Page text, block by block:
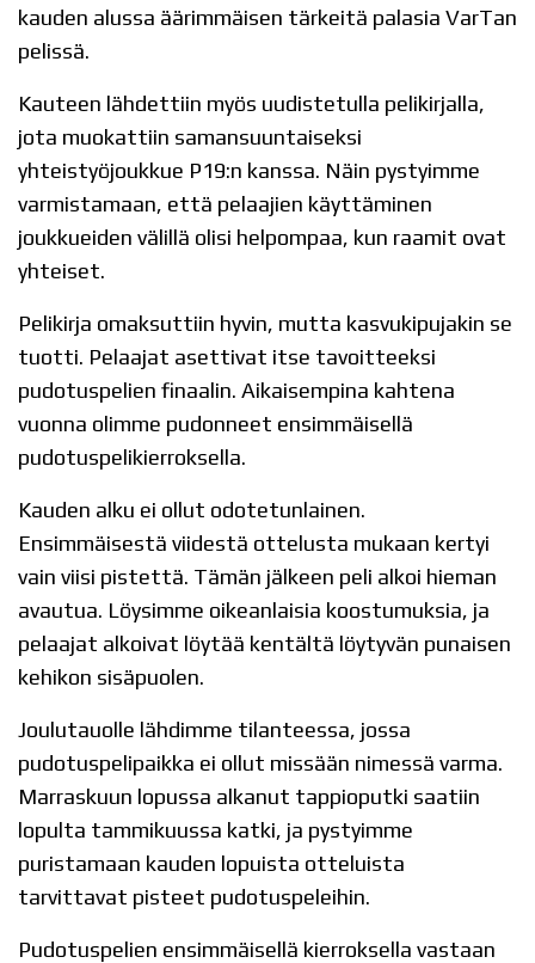
kauden alussa äärimmäisen tärkeitä palasia VarTan
pelissä.
Kauteen lähdettiin myös uudistetulla pelikirjalla,
jota muokattiin samansuuntaiseksi
yhteistyöjoukkue P19:n kanssa. Näin pystyimme
varmistamaan, että pelaajien käyttäminen
joukkueiden välillä olisi helpompaa, kun raamit ovat
yhteiset.
Pelikirja omaksuttiin hyvin, mutta kasvukipujakin se
tuotti. Pelaajat asettivat itse tavoitteeksi
pudotuspelien finaalin. Aikaisempina kahtena
vuonna olimme pudonneet ensimmäisellä
pudotuspelikierroksella.
Kauden alku ei ollut odotetunlainen.
Ensimmäisestä viidestä ottelusta mukaan kertyi
vain viisi pistettä. Tämän jälkeen peli alkoi hieman
avautua. Löysimme oikeanlaisia koostumuksia, ja
pelaajat alkoivat löytää kentältä löytyvän punaisen
kehikon sisäpuolen.
Joulutauolle lähdimme tilanteessa, jossa
pudotuspelipaikka ei ollut missään nimessä varma.
Marraskuun lopussa alkanut tappioputki saatiin
lopulta tammikuussa katki, ja pystyimme
puristamaan kauden lopuista otteluista
tarvittavat pisteet pudotuspeleihin.
Pudotuspelien ensimmäisellä kierroksella vastaan